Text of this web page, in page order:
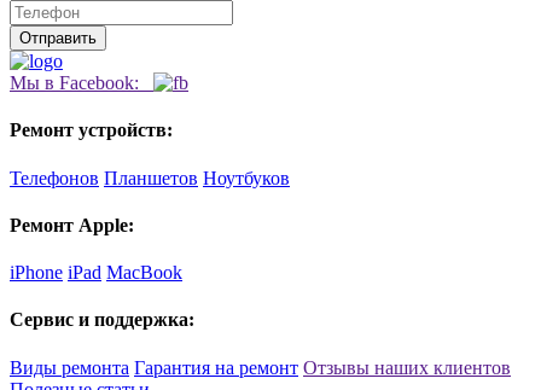
Мы в Facebook:
Ремонт устройств:
Телефонов Планшетов Ноутбуков
Ремонт Apple:
iPhone iPad MacBook
Сервис и поддержка:
Виды ремонта Гарантия на ремонт Отзывы наших клиентов